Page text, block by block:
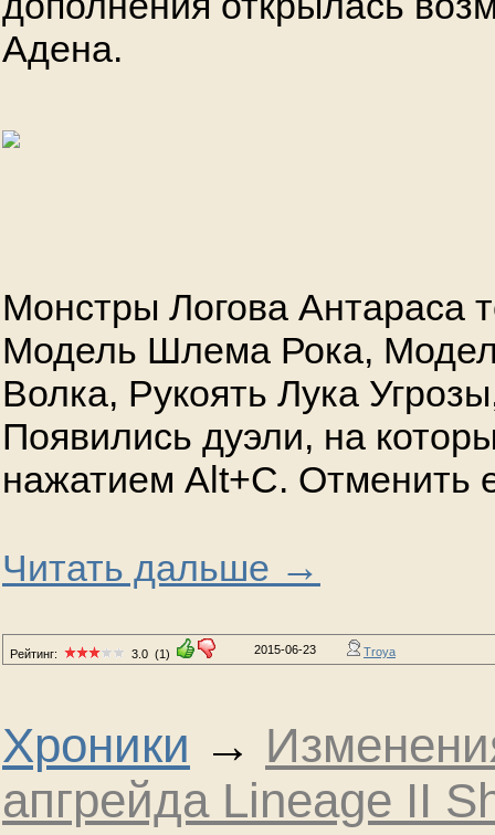
Адена.
Монстры Логова Антараса
Модель Шлема Рока,
Волка, Рукоять Лука
Появились дуэли, на
нажатием Alt+C. Отменить
Читать дальше →
Рейтинг: 3.0 (1) 2015-06-23 Troya
Хроники →
апгрейда Lineage II